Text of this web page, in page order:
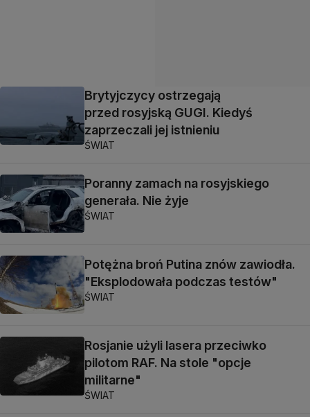
Brytyjczycy ostrzegają
przed rosyjską GUGI. Kiedyś
zaprzeczali jej istnieniu
ŚWIAT
Poranny zamach na rosyjskiego
generała. Nie żyje
ŚWIAT
Potężna broń Putina znów zawiodła.
"Eksplodowała podczas testów"
ŚWIAT
Rosjanie użyli lasera przeciwko
pilotom RAF. Na stole "opcje
militarne"
ŚWIAT